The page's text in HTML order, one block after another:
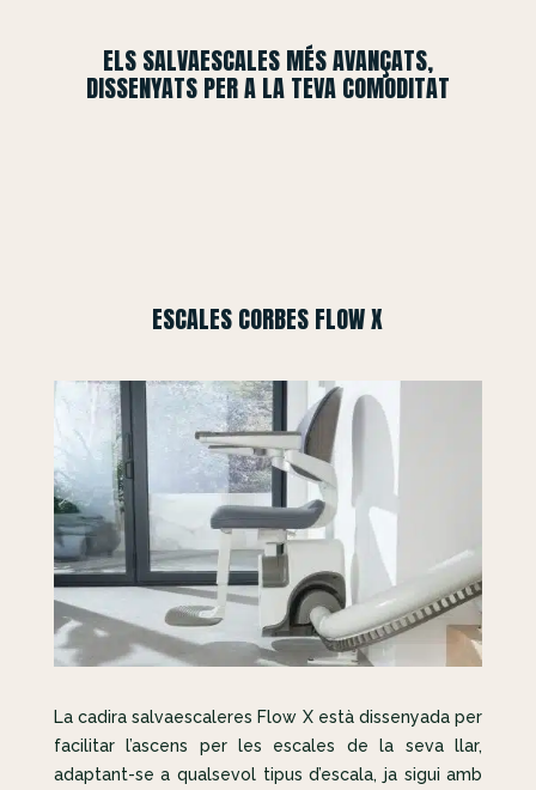
ELS SALVAESCALES MÉS AVANÇATS,
DISSENYATS PER A LA TEVA COMODITAT
ESCALES CORBES FLOW X
La cadira salvaescaleres Flow X està dissenyada per
facilitar l’ascens per les escales de la seva llar,
adaptant-se a qualsevol tipus d’escala, ja sigui amb